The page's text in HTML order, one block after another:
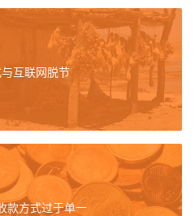
经典案例
招募伙伴
帮助中心
登录
互联网脱节
款方式过于单一